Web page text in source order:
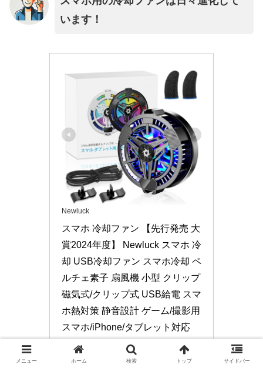
います！
Newluck
スマホ 冷却ファン 【先行発売 大
賞2024年度】 Newluck スマホ 冷
却 USB冷却ファン スマホ冷却 ペ
ルチェ素子 扇風機 小型 クリップ
磁気式/クリップ式 USB給電 スマ
ホ熱対策 静音設計 ゲーム/撮影用
スマホ/iPhone/タブレット対応
（ブラック）
YUSA-S10R-HEI
メニュー ホーム 検索 トップ サイドバー